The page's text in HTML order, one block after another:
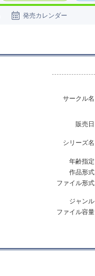
発売カレンダー
サークル名
販売日
シリーズ名
年齢指定
作品形式
ファイル形式
ジャンル
ファイル容量